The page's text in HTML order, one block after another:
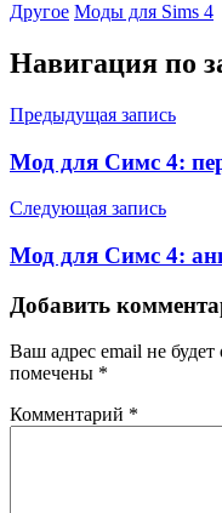
Другое Моды для Sims 4
Навигация по
Предыдущая запись
Мод для Симс 4:
Следующая запись
Мод для Симс 4:
Добавить
Ваш адрес email не будет
помечены *
Комментарий *